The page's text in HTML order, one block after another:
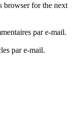
browser for the next
par e-mail.
par e-mail.